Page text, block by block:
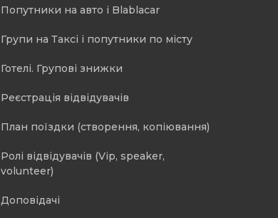
Попутники на авто і Blablacar
Групи на Таксі і попутники по місту
Готелі. Групові знижки
Реєстрація відвідувачів
План поїздки (створення, копіювання)
Ролі відвідувачів (Vip, speaker,
volunteer)
Доповідачі